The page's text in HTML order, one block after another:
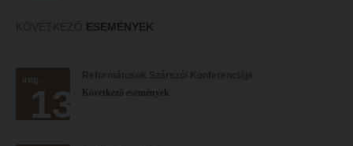
KÖVETKEZŐ ESEMÉNYEK
aug.
13
Reformátusok Szárszói Konferenciája
Következő események